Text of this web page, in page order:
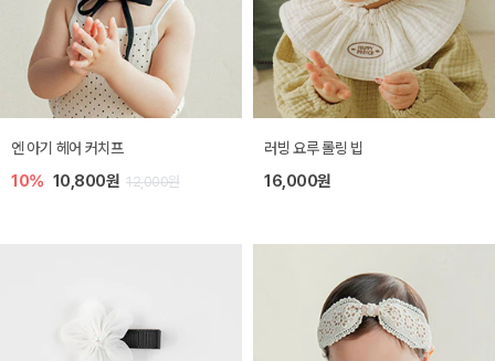
엔 아기 헤어 커치프
10% 10,800원 12,000원
러빙 요루 롤링 빕
16,000원